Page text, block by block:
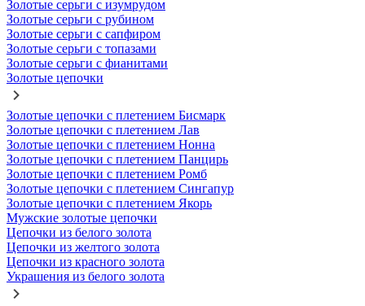
Золотые серьги с изумрудом
Золотые серьги с рубином
Золотые серьги с сапфиром
Золотые серьги с топазами
Золотые серьги с фианитами
Золотые цепочки
Золотые цепочки с плетением Бисмарк
Золотые цепочки с плетением Лав
Золотые цепочки с плетением Нонна
Золотые цепочки с плетением Панцирь
Золотые цепочки с плетением Ромб
Золотые цепочки с плетением Сингапур
Золотые цепочки с плетением Якорь
Мужские золотые цепочки
Цепочки из белого золота
Цепочки из желтого золота
Цепочки из красного золота
Украшения из белого золота